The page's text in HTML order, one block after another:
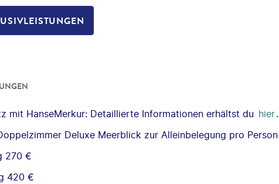
mit HanseMerkur: Detaillierte Informationen erhältst du hier .
Deluxe Meerblick zur Alleinbelegung pro Person
270 €
420 €